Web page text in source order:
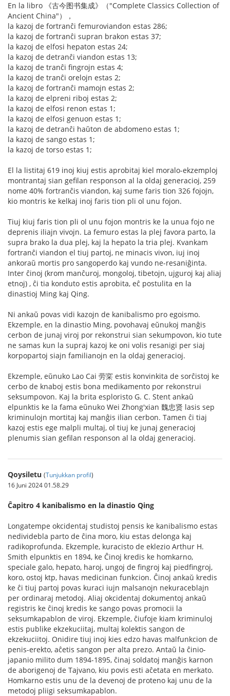
En la libro 《古今图书集成》（"Complete Classics Collection of
Ancient China"），
la kazoj de fortranĉi femuroviandon estas 286;
la kazoj de fortranĉi supran brakon estas 37;
la kazoj de elfosi hepaton estas 24;
la kazoj de detranĉi viandon estas 13;
la kazoj de tranĉi fingrojn estas 4;
la kazoj de tranĉi orelojn estas 2;
la kazoj de fortranĉi mamojn estas 2;
la kazoj de elpreni riboj estas 2;
la kazoj de elfosi renon estas 1;
la kazoj de elfosi genuon estas 1;
la kazoj de detranĉi haŭton de abdomeno estas 1;
la kazoj de sango estas 1;
la kazoj de torso estas 1;
El la listitaj 619 inoj kiuj estis aprobitaj kiel moralo-ekzemploj
montrantaj sian gefilan responson al la oldaj generacioj, 259
nome 40% fortranĉis viandon, kaj sume faris tion 326 fojojn,
kio montris ke kelkaj inoj faris tion pli ol unu fojon.
Tiuj kiuj faris tion pli ol unu fojon montris ke la unua fojo ne
deprenis iliajn vivojn. La femuro estas la plej favora parto, la
supra brako la dua plej, kaj la hepato la tria plej. Kvankam
fortranĉi viandon el tiuj partoj, ne minacis vivon, iuj inoj
ankoraŭ mortis pro sangoperdo kaj vundo ne-resaniĝinta.
Inter ĉinoj (krom manĉuroj, mongoloj, tibetojn, ujguroj kaj aliaj
etnoj) , ĉi tia konduto estis aprobita, eĉ postulita en la
dinastioj Ming kaj Qing.
Ni ankaŭ povas vidi kazojn de kanibalismo pro egoismo.
Ekzemple, en la dinastio Ming, povohavaj eŭnukoj manĝis
cerbon de junaj viroj por rekonstrui sian sekumpovon, kio tute
ne samas kun la supraj kazoj ke oni volis resanigi per siaj
korpopartoj siajn familianojn en la oldaj generacioj.
Ekzemple, eŭnuko Lao Cai 劳寀 estis konvinkita de sorĉistoj ke
cerbo de knaboj estis bona medikamento por rekonstrui
seksumpovon. Kaj la brita esploristo G. C. Stent ankaŭ
elpunktis ke la fama eŭnuko Wei Zhong'xian 魏忠贤 lasis sep
kriminulojn mortitaj kaj manĝis ilian cerbon. Tamen ĉi tiaj
kazoj estis ege malpli multaj, ol tiuj ke junaj generacioj
plenumis sian gefilan responson al la oldaj generacioj.
Qoysiletu (Tunjukkan profil)
16 Juni 2024 01.58.29
Ĉapitro 4 kanibalismo en la dinastio Qing
Longatempe okcidentaj studistoj pensis ke kanibalismo estas
nedividebla parto de ĉina moro, kiu estas delonga kaj
radikoprofunda. Ekzemple, kuracisto de eklezio Arthur H.
Smith elpunktis en 1894, ke Ĉinoj kredis ke homkarno,
speciale galo, hepato, haroj, ungoj de fingroj kaj piedfingroj,
koro, ostoj ktp, havas medicinan funkcion. Ĉinoj ankaŭ kredis
ke ĉi tiuj partoj povas kuraci iujn malsanojn nekuraceblajn
per ordinaraj metodoj. Aliaj okcidentaj dokumentoj ankaŭ
registris ke ĉinoj kredis ke sango povas promocii la
seksumkapablon de viroj. Ekzemple, ĉiufoje kiam kriminuloj
estis publike ekzekuciitaj, multaj kolektis sangon de
ekzekuciitoj. Onidire tiuj inoj kies edzo havas malfunkcion de
penis-erekto, aĉetis sangon per alta prezo. Antaŭ la ĉinio-
japanio milito dum 1894-1895, ĉinaj soldatoj manĝis karnon
de aborigenoj de Tajvano, kiu povis esti aĉetata en merkato.
Homkarno estis unu de la devenoj de proteno kaj unu de la
metodoj pliigi seksumkapablon.